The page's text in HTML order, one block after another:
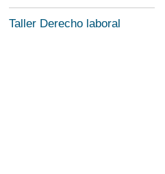
Taller Derecho laboral